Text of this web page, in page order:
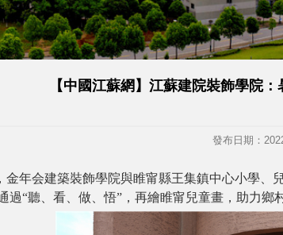
【中國江蘇網】江蘇建院裝飾學院
發布日期：
金年会建築裝飾學院與睢甯縣王集鎮中心小學
“聽、看、做、悟”，再繪睢甯兒童畫，助力鄉